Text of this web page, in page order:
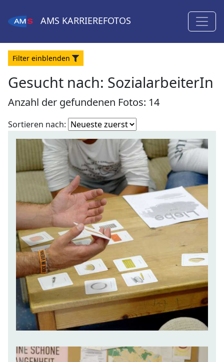
AMS KARRIEREFOTOS
Filter einblenden
Gesucht nach: SozialarbeiterIn
Anzahl der gefundenen Fotos: 14
Sortieren nach: